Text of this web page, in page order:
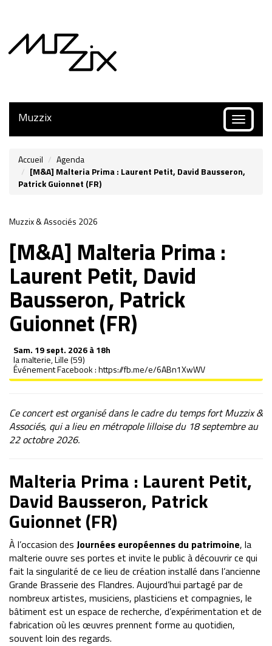
Toggle
Muzzix
Accueil
Agenda
[M&A] Malteria Prima : Laurent Petit, David Bausseron,
Patrick Guionnet (FR)
Muzzix & Associés 2026
[M&A] Malteria Prima :
Laurent Petit, David
Bausseron, Patrick
Guionnet (FR)
Sam. 19 sept. 2026 à 18h
la malterie, Lille (59)
Événement Facebook :https://fb.me/e/6ABn1XwWV
Ce concert est organisé dans le cadre du temps fortMuzzix &
Associés, qui a lieu en métropole lilloise du 18 septembre au
22 octobre 2026.
Malteria Prima : Laurent Petit,
David Bausseron, Patrick
Guionnet (FR)
À l’occasion des Journées européennes du patrimoine, la
malterie ouvre ses portes et invite le public à découvrir ce qui
fait la singularité de ce lieu de création installé dans l’ancienne
Grande Brasserie des Flandres. Aujourd’hui partagé par de
nombreux artistes, musiciens, plasticiens et compagnies, le
bâtiment est un espace de recherche, d’expérimentation et de
fabrication où les œuvres prennent forme au quotidien,
souvent loin des regards.